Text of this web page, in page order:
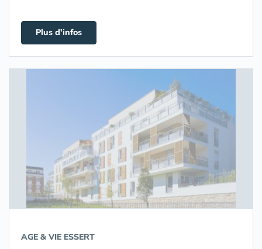
Plus d'infos
AGE & VIE ESSERT